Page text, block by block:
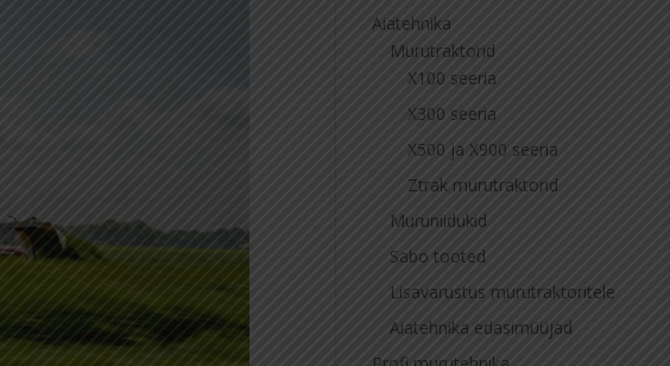
Aiatehnika
Murutraktorid
X100 seeria
X300 seeria
X500 ja X900 seeria
Ztrak murutraktorid
Muruniidukid
Sabo tooted
Lisavarustus murutraktoritele
Aiatehnika edasimüüjad